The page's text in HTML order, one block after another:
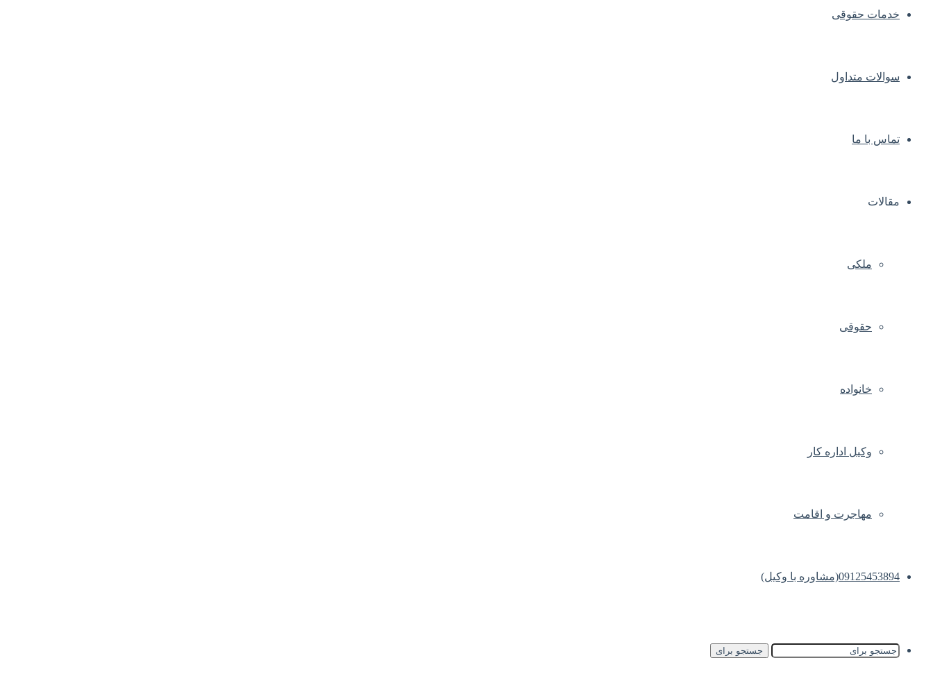
خدمات حقوقی
سوالات متداول
تماس با ما
مقالات
ملکی
حقوقی
خانواده
وکیل اداره کار
مهاجرت و اقامت
09125453894(مشاوره با وکیل)
جستجو برای